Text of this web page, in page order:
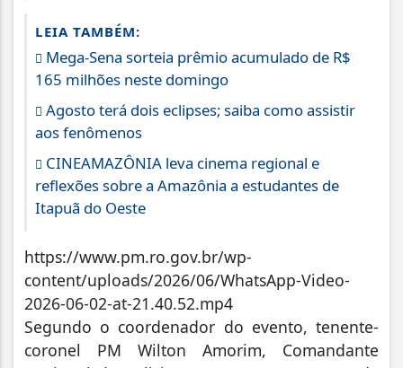
LEIA TAMBÉM:
Mega-Sena sorteia prêmio acumulado de R$
165 milhões neste domingo
Agosto terá dois eclipses; saiba como assistir
aos fenômenos
CINEAMAZÔNIA leva cinema regional e
reflexões sobre a Amazônia a estudantes de
Itapuã do Oeste
https://www.pm.ro.gov.br/wp-
content/uploads/2026/06/WhatsApp-Video-
2026-06-02-at-21.40.52.mp4
Segundo o coordenador do evento, tenente-
coronel PM Wilton Amorim, Comandante